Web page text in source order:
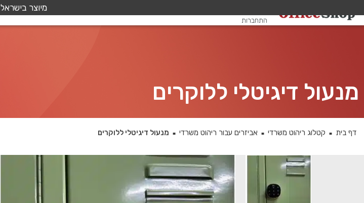
מיוצר בישראל
התחברות
מנעול דיגיטלי ללוקרים
דף בית ■ קטלוג ריהוט משרדי ■ אביזרים עבור ריהוט משרדי ■ מנעול דיגיטלי ללוקרים